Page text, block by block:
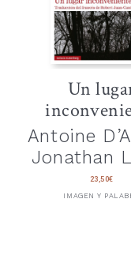
Un
Antoine
Jonathan
23,50€
IMAGEN Y